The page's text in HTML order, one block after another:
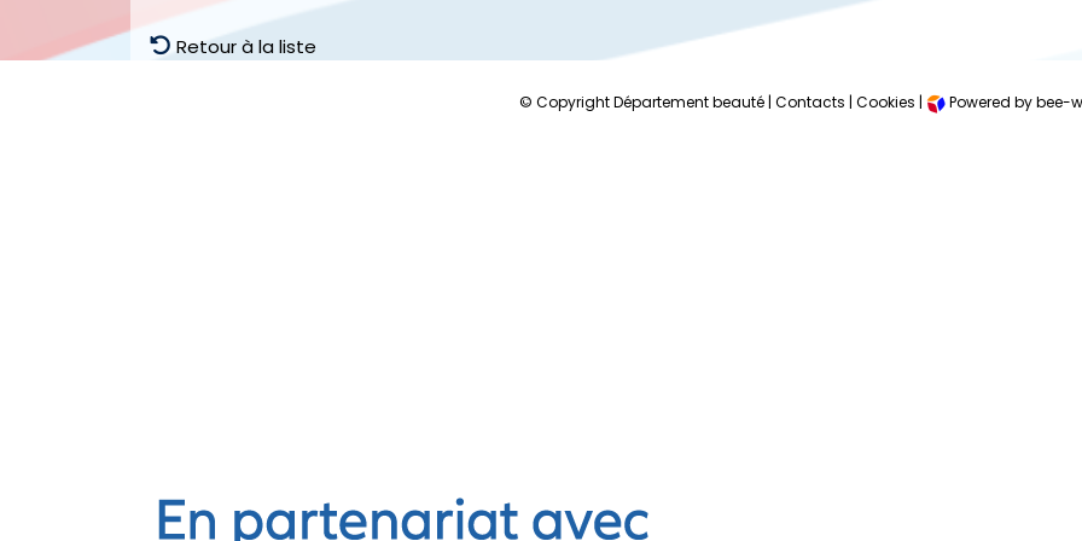
Retour à la liste
© Copyright Département beauté | Contacts | Cookies | Powered by bee-